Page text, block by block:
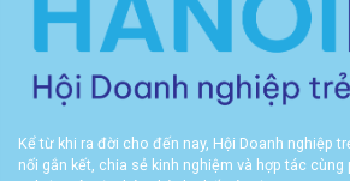
Kể từ khi ra đời cho đến nay, Hội Doanh nghiệp
nối gắn kết, chia sẻ kinh nghiệm và hợp tác